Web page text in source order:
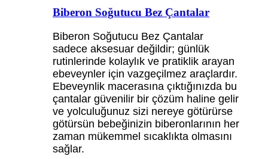
Biberon Soğutucu Bez Çantalar
Biberon Soğutucu Bez Çantalar
sadece aksesuar değildir; günlük
rutinlerinde kolaylık ve pratiklik arayan
ebeveynler için vazgeçilmez araçlardır.
Ebeveynlik macerasına çıktığınızda bu
çantalar güvenilir bir çözüm haline gelir
ve yolculuğunuz sizi nereye götürürse
götürsün bebeğinizin biberonlarının her
zaman mükemmel sıcaklıkta olmasını
sağlar.